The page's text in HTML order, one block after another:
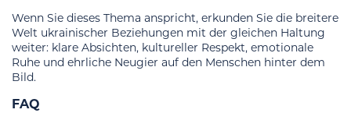
Wenn Sie dieses Thema anspricht, erkunden Sie die breitere
Welt ukrainischer Beziehungen mit der gleichen Haltung
weiter: klare Absichten, kultureller Respekt, emotionale
Ruhe und ehrliche Neugier auf den Menschen hinter dem
Bild.
FAQ